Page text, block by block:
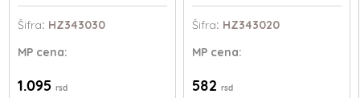
Šifra: HZ343030
MP cena:
1.095rsd
Šifra: HZ343020
MPcena:
582 rsd